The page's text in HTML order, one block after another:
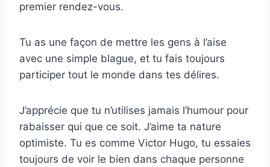
premier rendez-vous.
Tu as une façon de mettre les gens à l’aise
avec une simple blague, et tu fais toujours
participer tout le monde dans tes délires.
J’apprécie que tu n’utilises jamais l’humour pour
rabaisser qui que ce soit. J’aime ta nature
optimiste. Tu es comme Victor Hugo, tu essaies
toujours de voir le bien dans chaque personne